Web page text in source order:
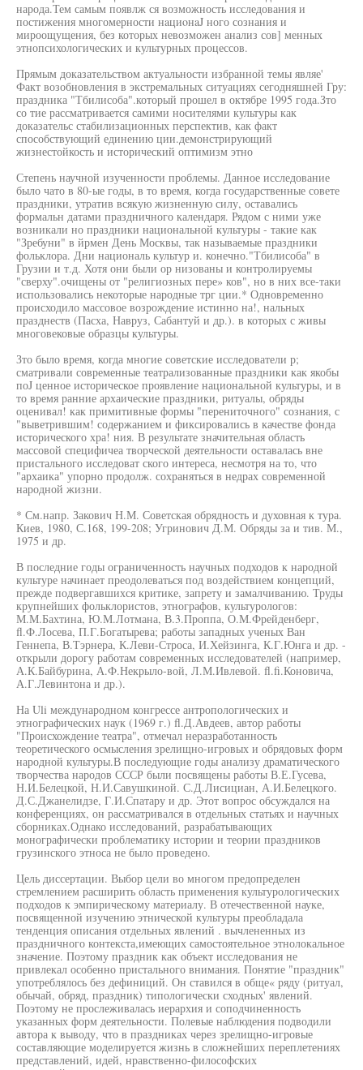
народа.Тем самым появлж ся возможность исследования и
постижения многомерности нaциoнaJ ного сознания и
мироощущения, без которых невозможен анализ сов] менных
этнопсихологических и культурных процессов.
Прямым доказательством актуальности избранной темы являе'
Факт возобновления в экстремальных ситуациях сегодняшней Гру:
праздника "Тбилисоба".который прошел в октябре 1995 года.Зто
со тие рассматривается самими носителями культуры как
доказательс стабилизационных перспектив, как факт
способствующий единению ции.демонстрирующий
жизнестойкость и исторический оптимизм этно
Степень научной изученности проблемы. Данное исследование
было чато в 80-ые годы, в то время, когда государственные совете
праздники, утратив всякую жизненную силу, оставались
формальн датами праздничного календаря. Рядом с ними уже
возникали но праздники национальной культуры - такие как
"Зребуни" в йрмен День Москвы, так называемые праздники
фольклора. Дни националь культур и. конечно."Тбилисоба" в
Грузии и т.д. Хотя они были ор низованы и контролируемы
"сверху".очищены от "религиозных пере» ков", но в них все-таки
использовались некоторые народные трг ции.* Одновременно
происходило массовое возрождение истинно на!, нальных
празднеств (Пасха, Навруз, Сабантуй и др.). в которых с живы
многовековые образцы культуры.
Зто было время, когда многие советские исследователи р;
сматривали современные театрализованные праздники как якобы
поJ ценное историческое проявление национальной культуры, и в
то время ранние архаические праздники, ритуалы, обряды
оценивал! как примитивные формы "перениточного" сознания, с
"выветрившим! содержанием и фиксировались в качестве фонда
исторического хра! ния. В результате значительная область
массовой специфичеа творческой деятельности оставалась вне
пристального исследоват ского интереса, несмотря на то, что
"архаика" упорно продолж. сохраняться в недрах современной
народной жизни.
* См.напр. Закович Н.М. Советская обрядность и духовная к тура.
Киев, 1980, С.168, 199-208; Угринович Д.М. Обряды за и тив. М.,
1975 и др.
В последние годы ограниченность научных подходов к народной
культуре начинает преодолеваться под воздействием концепций,
прежде подвергавшихся критике, запрету и замалчиванию. Труды
крупнейших фольклористов, этнографов, культурологов:
М.М.Бахтина, Ю.М.Лотмана, В.3.Проппа, О.М.Фрейденберг,
fl.Ф.Лосева, П.Г.Богатырева; работы западных ученых Ван
Геннепа, В.Тэрнера, К.Леви-Строса, И.Хейзинга, К.Г.Юнга и др. -
открыли дорогу работам современных исследователей (например,
А.К.Байбурина, А.Ф.Некрыло-вой, Л.М.Ивлевой. fl.fi.Коновича,
А.Г.Левинтона и др.).
На Uli международном конгрессе антропологических и
этнографических наук (1969 г.) fl.Д.Авдеев, автор работы
"Происхождение театра", отмечал неразработанность
теоретического осмысления зрелищно-игровых и обрядовых форм
народной культуры.В последующие годы анализу драматического
творчества народов СССР были посвящены работы В.Е.Гусева,
Н.И.Белецкой, Н.И.Савушкиной. С.Д.Лисициан, А.И.Белецкого.
Д.С.Джанелидзе, Г.И.Спатару и др. Этот вопрос обсуждался на
конференциях, он рассматривался в отдельных статьях и научных
сборниках.Однако исследований, разрабатывающих
монографически проблематику истории и теории праздников
грузинского этноса не было проведено.
Цель диссертации. Выбор цели во многом предопределен
стремлением расширить область применения культурологических
подходов к эмпирическому материалу. В отечественной науке,
посвященной изучению этнической культуры преобладала
тенденция описания отдельных явлений . вычлененных из
праздничного контекста,имеющих самостоятельное этнолокальное
значение. Поэтому праздник как объект исследования не
привлекал особенно пристального внимания. Понятие "праздник"
употреблялось без дефиниций. Он ставился в обще« ряду (ритуал,
обычай, обряд, праздник) типологически сходных' явлений.
Поэтому не прослеживалась иерархия и соподчиненность
указанных форм деятельности. Полевые наблюдения подводили
автора к выводу, что в праздниках через зрелищно-игровые
составляющие моделируется жизнь в сложнейших переплетениях
представлений, идей, нравственно-философских